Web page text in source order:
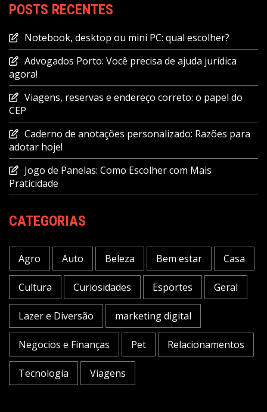
POSTS RECENTES
Notebook, desktop ou mini PC: qual escolher?
Advogados Porto: Você precisa de ajuda jurídica
agora!
Viagens, reservas e endereço correto: o papel do
CEP
Caderno de anotações personalizado: Razões para
adotar hoje!
Jogo de Panelas: Como Escolher com Mais
Praticidade
CATEGORIAS
Agro Auto Beleza Bem estar Casa
Cultura Curiosidades Esportes Geral
Lazer e Diversão marketing digital
Negocios e Finanças Pet Relacionamentos
Tecnologia Viagens